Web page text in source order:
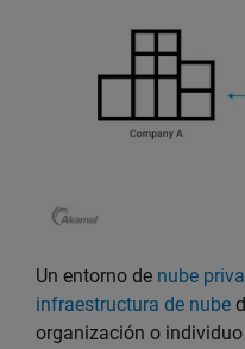
Un entorno de nube
infraestructura de nube
organización o